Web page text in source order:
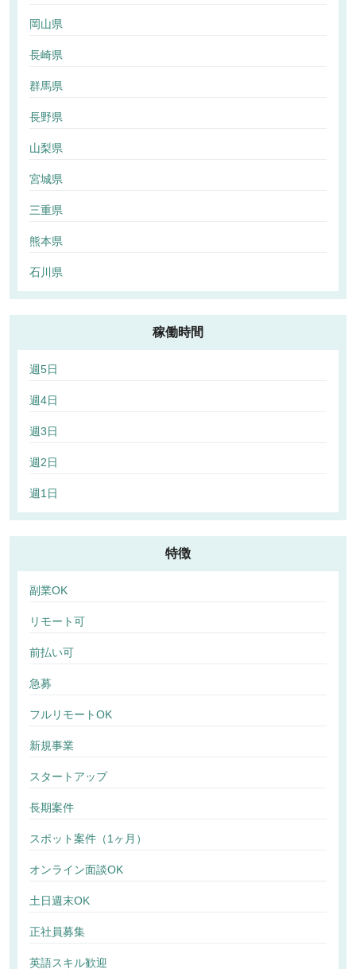
岡山県
長崎県
群馬県
長野県
山梨県
宮城県
三重県
熊本県
石川県
稼働時間
週5日
週4日
週3日
週2日
週1日
特徴
副業OK
リモート可
前払い可
急募
フルリモートOK
新規事業
スタートアップ
長期案件
スポット案件（1ヶ月）
オンライン面談OK
土日週末OK
正社員募集
英語スキル歓迎